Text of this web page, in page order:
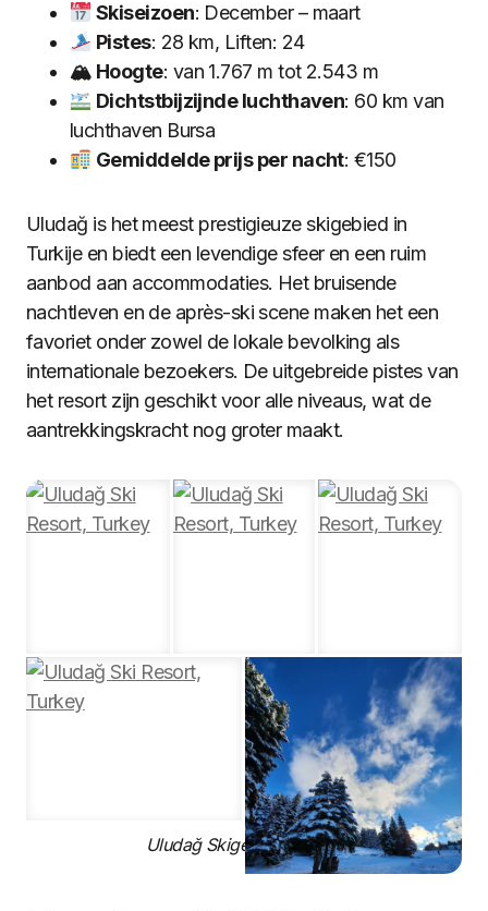
Skiseizoen: December – maart
Pistes: 28 km, Liften: 24
🏔 Hoogte: van 1.767 m tot 2.543 m
Dichtstbijzijnde luchthaven: 60 km van
luchthaven Bursa
Gemiddelde prijs per nacht: €150
Uludağ is het meest prestigieuze skigebied in
Turkije en biedt een levendige sfeer en een ruim
aanbod aan accommodaties. Het bruisende
nachtleven en de après-ski scene maken het een
favoriet onder zowel de lokale bevolking als
internationale bezoekers. De uitgebreide pistes van
het resort zijn geschikt voor alle niveaus, wat de
aantrekkingskracht nog groter maakt.
Uludağ Skigebied, Turkije